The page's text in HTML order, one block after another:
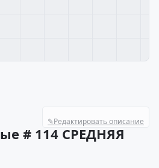
✎Редактировать описание
# 114 СРЕДНЯЯ